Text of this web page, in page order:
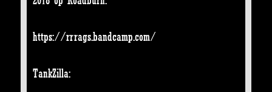
https://rrrags.bandcamp.com/
TankZilla: